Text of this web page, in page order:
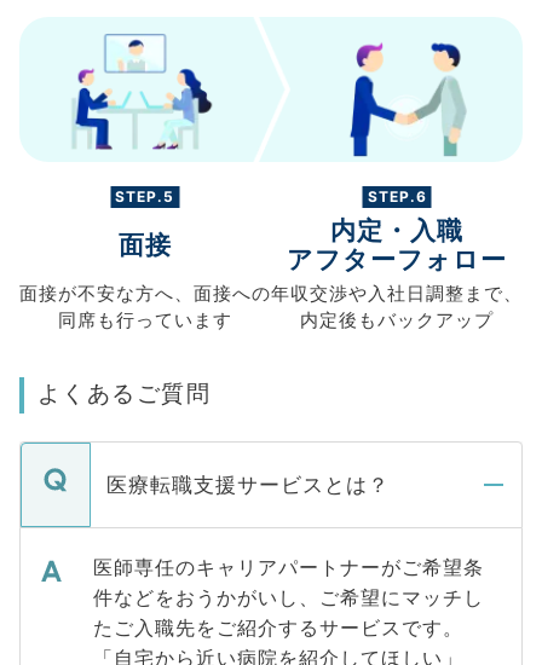
STEP.5
面接
面接が不安な方へ、 面接への
同席も行っています
STEP.6
内定・入職
アフターフォロー
年収交渉や入社日調整まで、
内定後もバックアップ
よくあるご質問
医療転職支援サービスとは？
医師専任のキャリアパートナーがご希望条
件などをおうかがいし、ご希望にマッチし
たご入職先をご紹介するサービスです。
「自宅から近い病院を紹介してほしい」